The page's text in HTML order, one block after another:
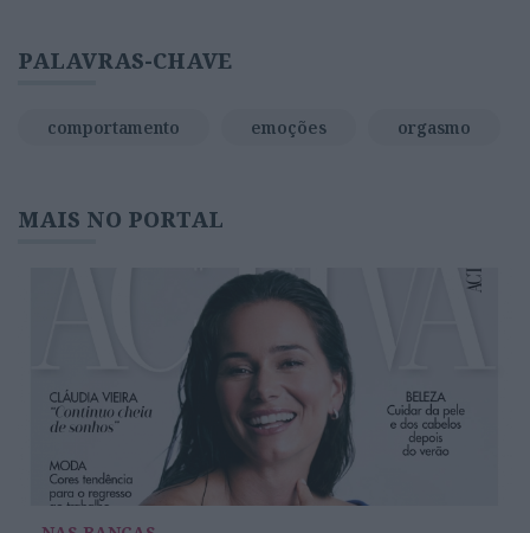
PALAVRAS-CHAVE
comportamento emoções orgasmo
MAIS NO PORTAL